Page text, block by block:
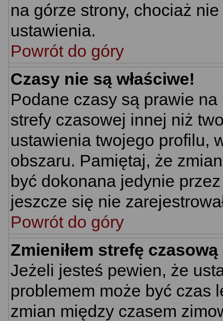
na górze strony, chociaż
ustawienia.
Powrót do góry
Czasy nie są właściwe!
Podane czasy są prawie
strefy czasowej innej niż
ustawienia twojego profilu,
obszaru. Pamiętaj, że
być dokonana jedynie
jeszcze się nie
Powrót do góry
Zmieniłem strefę
Jeżeli jesteś pewien, że
problemem może być czas
zmian między czasem